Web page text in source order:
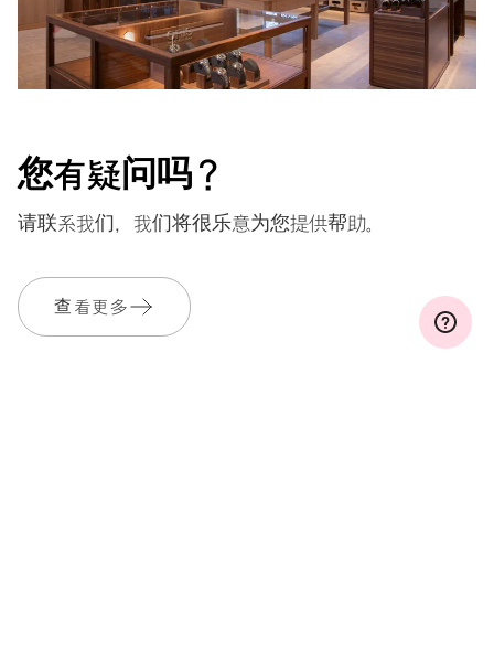
您有疑问吗？
请联系我们，我们将很乐意为您提供帮助。
查看更多